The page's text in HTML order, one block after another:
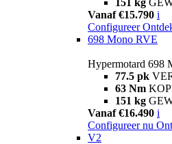
Vanaf €15.790 i
Configureer
698 Mono RVE
Hypermotard 698
77.5 pk
63 Nm
151 kg
Vanaf €16.490 i
Configureer nu
V2